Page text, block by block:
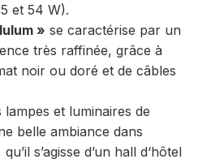
et 54 W).
» se caractérise par un
très raffinée, grâce à
noir ou doré et de câbles
et luminaires de
belle ambiance dans
s’agisse d’un hall d‘hôtel